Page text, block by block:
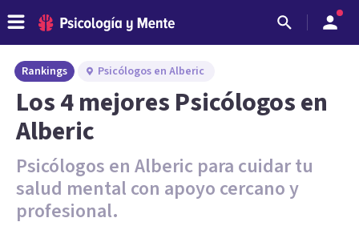
Rankings Psicólogos en Alberic
Los 4 mejores Psicólogos en
Alberic
Psicólogos en Alberic para cuidar tu
salud mental con apoyo cercano y
profesional.